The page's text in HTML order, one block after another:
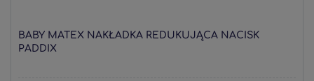
BABY MATEX NAKŁADKA REDUKUJĄCA NACISK
PADDIX